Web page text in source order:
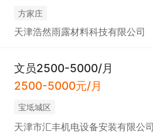
方家庄
天津浩然雨露材料科技有限公司
文员2500-5000/月
2500-5000元/月
宝坻城区
天津市汇丰机电设备安装有限公司